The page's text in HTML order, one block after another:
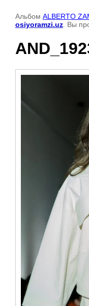
Альбом ALBERTO
osiyoramzi.uz . Вы